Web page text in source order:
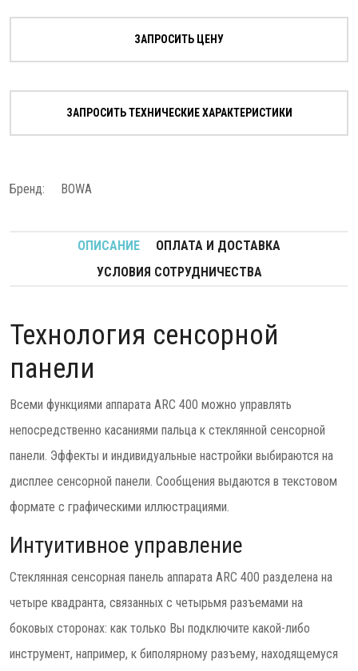
ЗАПРОСИТЬ ЦЕНУ
ЗАПРОСИТЬ ТЕХНИЧЕСКИЕ ХАРАКТЕРИСТИКИ
Бренд: BOWA
ОПИСАНИЕ
ОПЛАТА И ДОСТАВКА
УСЛОВИЯ СОТРУДНИЧЕСТВА
Технология сенсорной
панели
Всеми функциями аппарата ARC 400 можно управлять
непосредственно касаниями пальца к стеклянной сенсорной
панели. Эффекты и индивидуальные настройки выбираются на
дисплее сенсорной панели. Сообщения выдаются в текстовом
формате с графическими иллюстрациями.
Интуитивное управление
Стеклянная сенсорная панель аппарата ARC 400 разделена на
четыре квадранта, связанных с четырьмя разъемами на
боковых сторонах: как только Вы подключите какой-либо
инструмент, например, к биполярному разъему, находящемуся